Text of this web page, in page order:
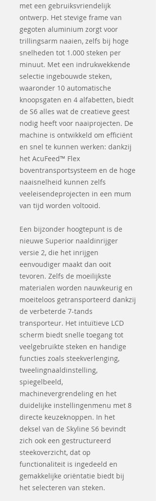
met een gebruiksvriendelijk
ontwerp. Het stevige frame van
gegoten aluminium zorgt voor
trillingsarm naaien, zelfs bij hoge
snelheden tot 1.000 steken per
minuut. Met een indrukwekkende
selectie ingebouwde steken,
waaronder 10 automatische
knoopsgaten en 4 alfabetten, biedt
de S6 alles wat de creatieve geest
nodig heeft voor naaiprojecten. De
machine is ontwikkeld om efficiënt
en snel te kunnen werken: dankzij
het AcuFeed™ Flex
boventransportsysteem en de hoge
naaisnelheid kunnen zelfs
veeleisendeprojecten in een mum
van tijd worden voltooid.
Een bijzonder hoogtepunt is de
nieuwe Superior naaldinrijger
versie 2, die het inrijgen
eenvoudiger maakt dan ooit
tevoren. Zelfs de moeilijkste
materialen worden nauwkeurig en
moeiteloos getransporteerd dankzij
de verbeterde 7-tands
transporteur. Het intuïtieve LCD
scherm biedt snelle toegang tot
veelgebruikte steken en handige
functies zoals steekverlenging,
tweelingnaaldinstelling,
spiegelbeeld,
machinevergrendeling en het
duidelijke instellingenmenu met 8
directe keuzeknoppen. In het
deksel van de Skyline S6 bevindt
zich ook een gestructureerd
steekoverzicht, dat op
functionaliteit is ingedeeld en
gemakkelijke oriëntatie biedt bij
het selecteren van steken.